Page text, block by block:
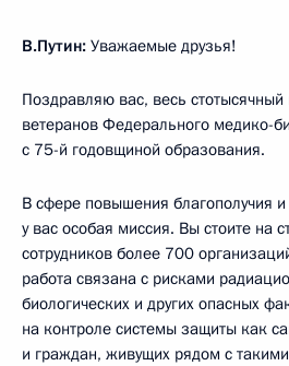
В.Путин: Уважаемые друзья!
Поздравляю вас, весь
ветеранов Федерального медико-
с 75-й годовщиной образования.
В сфере повышения благополучия
у вас особая миссия. Вы стоите на
сотрудников более 700
работа связана с рисками
биологических и других опасных
на контроле системы защиты как
и граждан, живущих рядом с